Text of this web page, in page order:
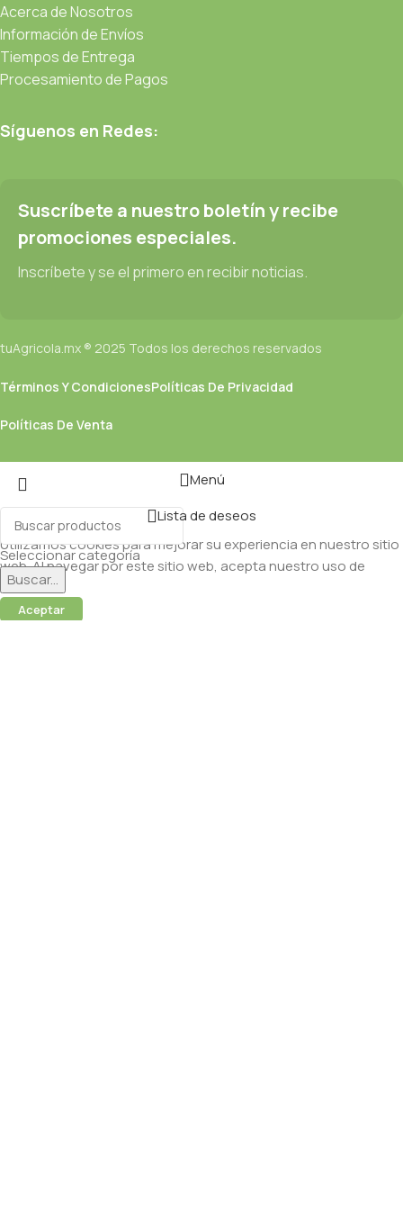
Acerca de Nosotros
Información de Envíos
Tiempos de Entrega
Procesamiento de Pagos
Síguenos en Redes:
Suscríbete a nuestro boletín y recibe
promociones especiales.
Inscríbete y se el primero en recibir noticias.
tuAgricola.mx ® 2025 Todos los derechos reservados
Términos Y CondicionesPolíticas De Privacidad
Políticas De Venta
Seleccionar categoría
Buscar...
Menú
Lista de deseos
Utilizamos cookies para mejorar su experiencia en nuestro sitio
web. Al navegar por este sitio web, acepta nuestro uso de
cookies.
Aceptar